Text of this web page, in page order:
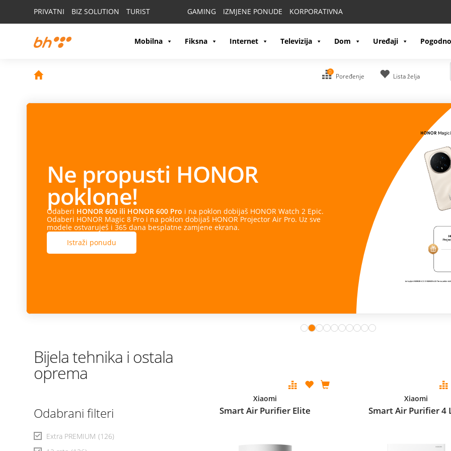
PRIVATNI BIZ SOLUTION TURIST GAMING IZMJENE PONUDE KORPORATIVNA
Mobilna Fiksna Internet Televizija Dom Uređaji
0
Poređenje Lista želja
Ne propusti HONOR
poklone!
Odaberi HONOR 600 ili HONOR 600 Pro i na poklon dobijaš HONOR Watch 2 Epic.
Odaberi HONOR Magic 8 Pro i na poklon dobijaš HONOR Projector Air Pro. Uz sve
modele ostvaruješ i 365 dana besplatne zamjene ekrana.
Istraži ponudu
Bijela tehnika i ostala
oprema
Odabrani filteri
Extra PREMIUM (126)
Xiaomi
Smart Air Purifier Elite
Xiaomi
Smart Air Purifier 4